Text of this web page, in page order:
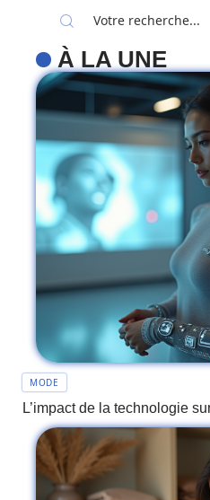
À LA UNE
MODE
L’impact de la technologie